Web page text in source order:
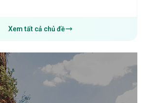
Xem tất cả chủ đề